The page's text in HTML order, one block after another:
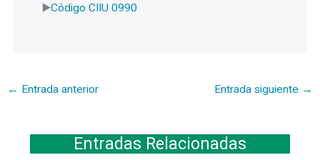
Código CIIU 0990
← Entrada anterior Entrada siguiente →
Entradas Relacionadas